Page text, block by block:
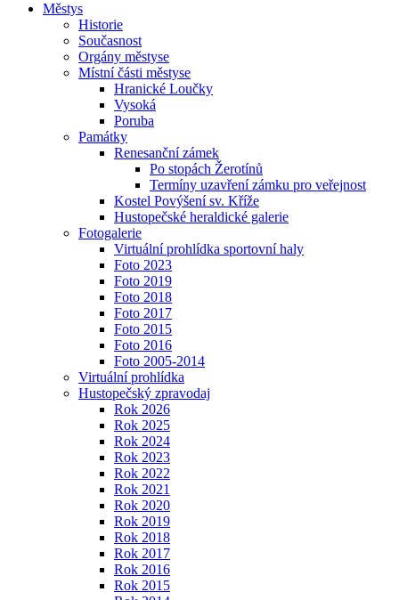
Městys
Historie
Současnost
Orgány městyse
Místní části městyse
Hranické Loučky
Vysoká
Poruba
Památky
Renesanční zámek
Po stopách Žerotínů
Termíny uzavření zámku pro veřejnost
Kostel Povýšení sv. Kříže
Hustopečské heraldické galerie
Fotogalerie
Virtuální prohlídka sportovní haly
Foto 2023
Foto 2019
Foto 2018
Foto 2017
Foto 2015
Foto 2016
Foto 2005-2014
Virtuální prohlídka
Hustopečský zpravodaj
Rok 2026
Rok 2025
Rok 2024
Rok 2023
Rok 2022
Rok 2021
Rok 2020
Rok 2019
Rok 2018
Rok 2017
Rok 2016
Rok 2015